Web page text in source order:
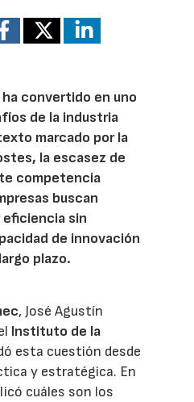
convertido en uno
de la industria
marcado por la
la escasez de
competencia
buscan
eficiencia sin
de innovación
plazo.
, José Agustín
Instituto de la
esta cuestión desde
y estratégica. En
cuáles son los